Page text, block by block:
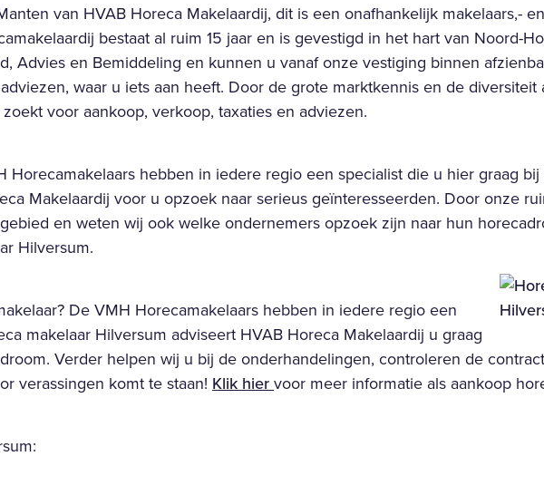
van HVAB Horeca Makelaardij, dit is een onafhankelijk makelaars,-
bestaat al ruim 15 jaar en is gevestigd in het hart van Noord-
Advies en Bemiddeling en kunnen u vanaf onze vestiging binnen
waar u iets aan heeft. Door de grote marktkennis en de
voor aankoop, verkoop, taxaties en adviezen.
hebben in iedere regio een specialist die u hier graag
Makelaardij voor u opzoek naar serieus geïnteresseerden. Door onze
en weten wij ook welke ondernemers opzoek zijn naar hun
Hilversum.
De VMH Horecamakelaars hebben in iedere regio een
makelaar Hilversum adviseert HVAB Horeca Makelaardij u graag
Verder helpen wij u bij de onderhandelingen, controleren de
verassingen komt te staan! Klik hiervoor meer informatie als aankoop